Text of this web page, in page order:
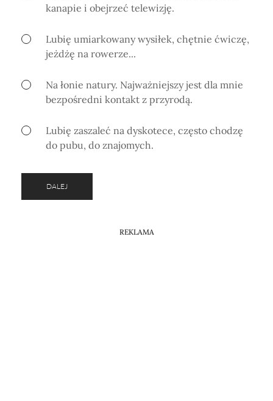
kanapie i obejrzeć telewizję.
Lubię umiarkowany wysiłek, chętnie ćwiczę,
jeżdżę na rowerze...
Na łonie natury. Najważniejszy jest dla mnie
bezpośredni kontakt z przyrodą.
Lubię zaszaleć na dyskotece, często chodzę
do pubu, do znajomych.
DALEJ
REKLAMA